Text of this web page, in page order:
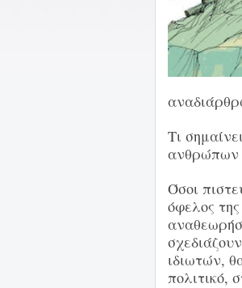
Τι
ανθρώπων
Όσοι
όφελος
ιδιωτών,
πολιτικό,